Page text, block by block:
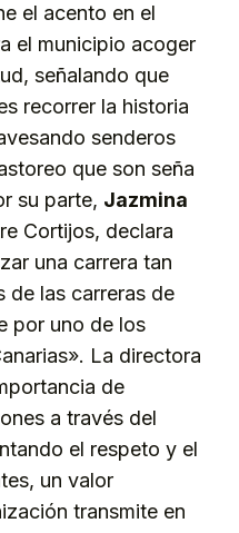
el acento en el
el municipio acoger
señalando que
recorrer la historia
senderos
que son seña
su parte, Jazmina
Cortijos, declara
una carrera tan
de las carreras de
por uno de los
La directora
de
a través del
el respeto y el
un valor
transmite en